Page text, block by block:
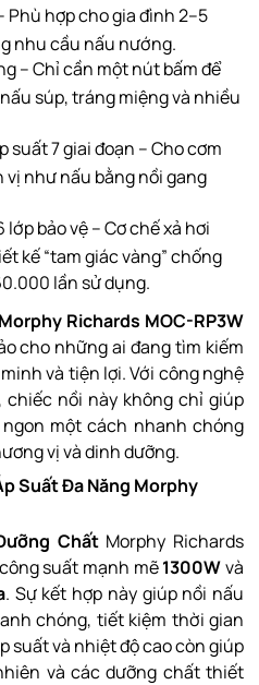
Phù hợp cho gia đình 2–5
nhu cầu nấu nướng.
– Chỉ cần một nút bấm để
súp, tráng miệng và nhiều
suất 7 giai đoạn – Cho cơm
như nấu bằng nồi gang
bảo vệ – Cơ chế xả hơi
kế “tam giác vàng” chống
lần sử dụng.
Richards MOC-RP3W
cho những ai đang tìm kiếm
và tiện lợi. Với công nghệ
nồi này không chỉ giúp
một cách nhanh chóng
vị và dinh dưỡng.
Suất Đa Năng Morphy
ChấtMorphy Richards
suất mạnh mẽ1300Wvà
. Sự kết hợp này giúp nồi nấu
chóng, tiết kiệm thời gian
suất và nhiệt độ cao còn giúp
và các dưỡng chất thiết